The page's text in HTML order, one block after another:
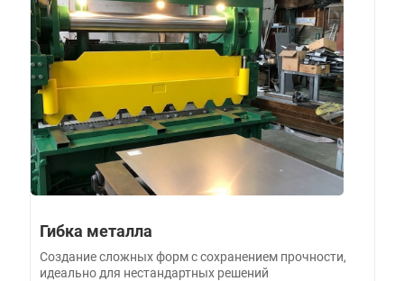
Гибка металла
Создание сложных форм с сохранением прочности,
идеально для нестандартных решений